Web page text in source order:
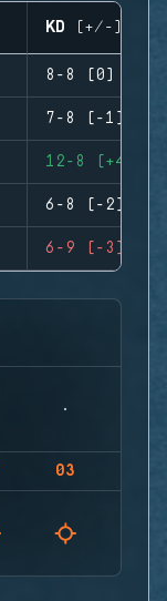
KD (+/-)
8-8 (0)
7-8 (-1)
12-8 (+4)
6-8 (-2)
6-9 (-3)
03